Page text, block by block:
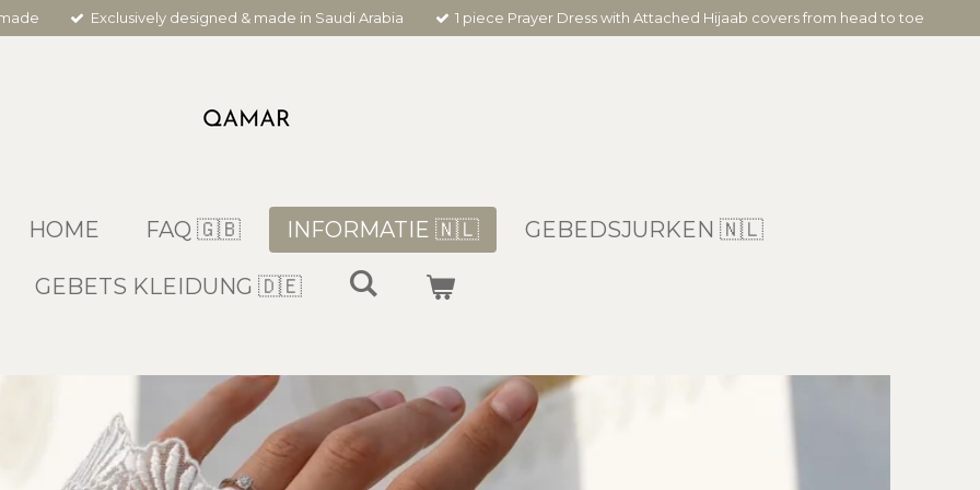
Exclusively designed & made in Saudi Arabia 1 piece Prayer Dress with Attached Hijaab covers from head to toe
HOME FAQ 🇬🇧 INFORMATIE 🇳🇱 GEBEDSJURKEN 🇳🇱
GEBETS KLEIDUNG 🇩🇪